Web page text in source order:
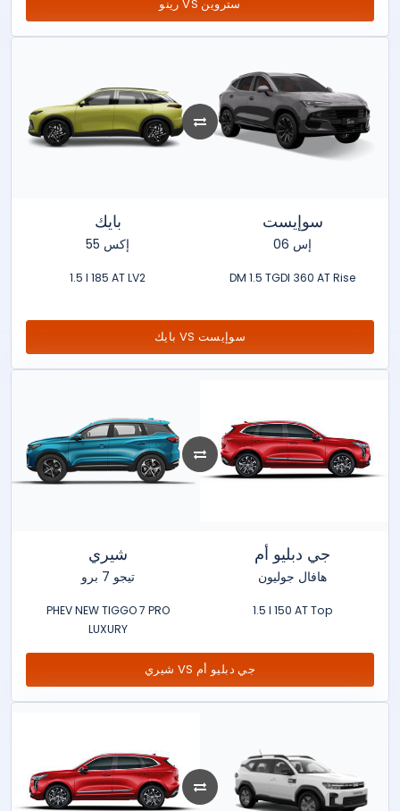
رينو VS ستروين
بايك
إكس 55
1.5 l 185 AT LV2
سوإيست
إس 06
DM 1.5 TGDI 360 AT Rise
بايك VS سوإيست
شيري
تيجو 7 برو
PHEV NEW TIGGO 7 PRO
LUXURY
جي دبليو أم
هافال جوليون
1.5 l 150 AT Top
شيري VS جي دبليو أم